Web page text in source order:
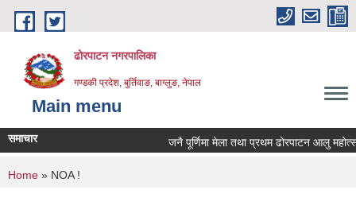
Skip to main content
ढोरपाटन नगरपालिका
गण्डकी प्रदेश, बुर्तिवाङ, बाग्लुङ, नेपाल
Main menu
समाचार जनै पूर्णिमा मेला तथा प्रथम ढोरपाटन आलु
You are here
Home » NOA !